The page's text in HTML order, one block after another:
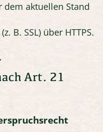
dem aktuellen Stand
B. SSL) über HTTPS.
Art. 21